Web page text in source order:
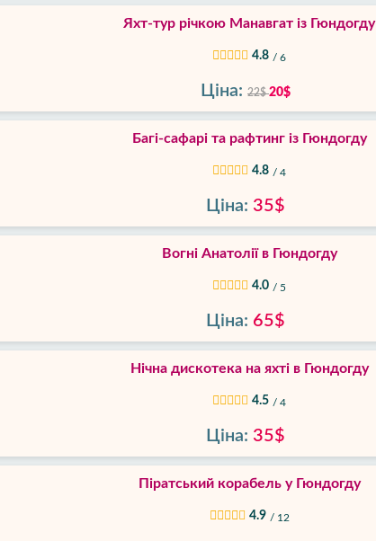
Яхт-тур річкою Манавгат із Гюндогду
4.8 / 6
Ціна: 22$20$
Багі-сафарі та рафтинг із Гюндогду
4.8 / 4
Ціна: 35$
Вогні Анатолії в Гюндогду
4.0 / 5
Ціна: 65$
Нічна дискотека на яхті в Гюндогду
4.5 / 4
Ціна: 35$
Піратський корабель у Гюндогду
4.9 / 12